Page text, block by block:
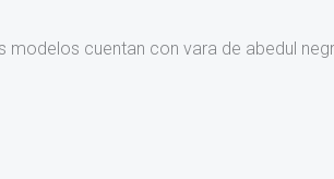
cuentan con vara de abedul